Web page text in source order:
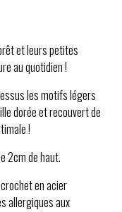
et leurs petites
au quotidien !
les motifs légers
dorée et recouvert de
!
2cm de haut.
en acier
allergiques aux